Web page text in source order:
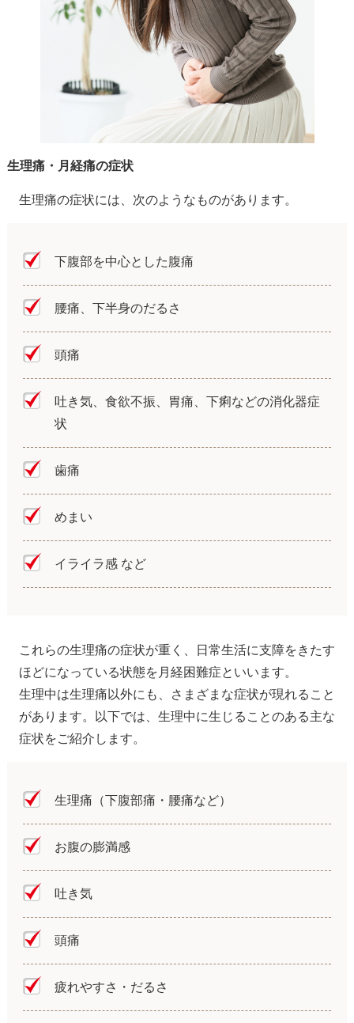
生理痛・月経痛の症状
生理痛の症状には、次のようなものがあります。
下腹部を中心とした腹痛
腰痛、下半身のだるさ
頭痛
吐き気、食欲不振、胃痛、下痢などの消化器症
状
歯痛
めまい
イライラ感 など
これらの生理痛の症状が重く、日常生活に支障をきたす
ほどになっている状態を月経困難症といいます。
生理中は生理痛以外にも、さまざまな症状が現れること
があります。以下では、生理中に生じることのある主な
症状をご紹介します。
生理痛（下腹部痛・腰痛など）
お腹の膨満感
吐き気
頭痛
疲れやすさ・だるさ